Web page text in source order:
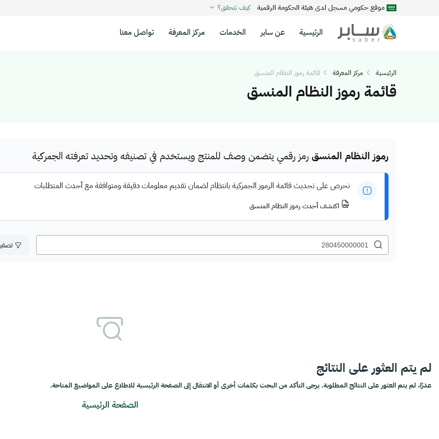
موقع حكومي مسجل لدى هيئة الحكومة الرقمية كيف تتحقق؟
الرئيسية عن سابر الخدمات مركز المعرفة تواصل معنا
الرئيسية مركز المعرفة قائمة رموز النظام المنسق
قائمة رموز النظام المنسق
رموز النظام المنسق رمز رقمي يتضمن وصف للمنتج ويستخدم في تصنيفه وتحديد تعرفته الجمركية
نحرص على تحديث قائمة الرموز الجمركية بانتظام لضمان تقديم معلومات دقيقة ومتوافقة مع أحدث المتطلبات
اكتشف أحدث رموز النظام المنسق
لم يتم العثور على النتائج
عذرًا، لم يتم العثور على النتائج المطلوبة. يرجى التأكد من البحث بكلمات أخرى أو الانتقال إلى الصفحة الرئيسية للاطلاع على المواضيع المتاحة.
الصفحة الرئيسية